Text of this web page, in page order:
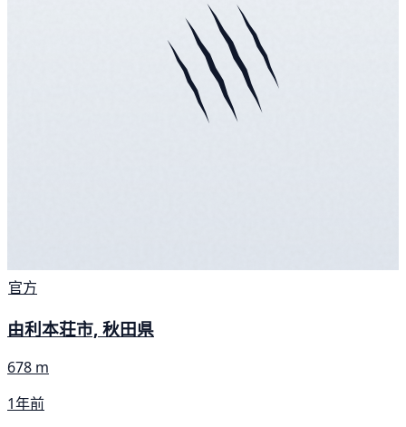
官方
由利本荘市, 秋田県
678 m
1年前